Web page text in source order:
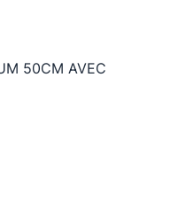
50CM AVEC